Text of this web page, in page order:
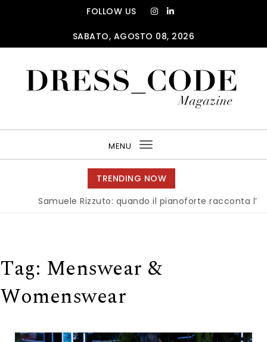
FOLLOW US
SABATO, AGOSTO 08, 2026
MENU
Toggle
navigation
TRENDING NOW
Samuele Rizzuto: quando il pianoforte racconta
Tag: Menswear &
Womenswear